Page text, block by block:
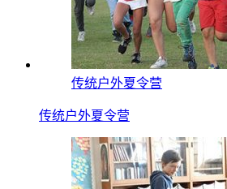
传统户外夏令营
传统户外夏令营